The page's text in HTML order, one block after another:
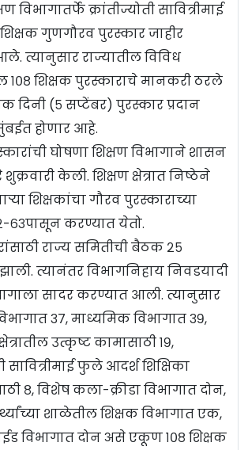
विभागातर्फे क्रांतीज्योती सावित्रीमाई
गुणगौरव पुरस्कार जाहीर
त्यानुसार राज्यातील विविध
१०८ शिक्षक पुरस्काराचे मानकरी ठरले
दिनी (५ सप्टेंबर) पुरस्कार प्रदान
होणार आहे.
घोषणा शिक्षण विभागाने शासन
शुक्रवारी केली. शिक्षण क्षेत्रात निष्ठेने
शिक्षकांचा गौरव पुरस्काराच्या
६३पासून करण्यात येतो.
राज्य समितीची बैठक २५
त्यानंतर विभागनिहाय निवडयादी
सादर करण्यात आली. त्यानुसार
३७, माध्यमिक विभागात ३९,
उत्कृष्ट कामासाठी १९,
सावित्रीमाई फुले आदर्श शिक्षिका
८, विशेष कला-क्रीडा विभागात दोन,
शाळेतील शिक्षक विभागात एक,
विभागात दोन असे एकूण १०८ शिक्षक